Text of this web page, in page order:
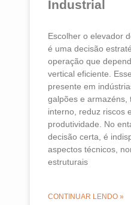
Industrial
Escolher o elevador
é uma decisão
operação que
vertical eficiente.
presente em
galpões e armazéns,
interno, reduz riscos
produtividade. No
decisão certa, é
aspectos técnicos,
estruturais
CONTINUAR LENDO »